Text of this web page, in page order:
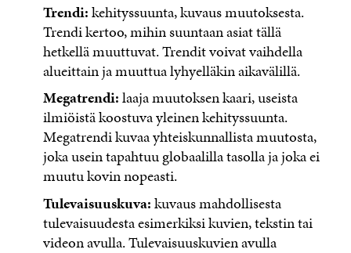
Trendi:kehityssuunta, kuvaus muutoksesta.
Trendi kertoo, mihin suuntaan asiat tällä
hetkellä muuttuvat. Trendit voivat vaihdella
alueittain ja muuttua lyhyelläkin aikavälillä.
Megatrendi:laaja muutoksen kaari, useista
ilmiöistä koostuva yleinen kehityssuunta.
Megatrendi kuvaa yhteiskunnallista muutosta,
joka usein tapahtuu globaalilla tasolla ja joka ei
muutu kovin nopeasti.
Tulevaisuuskuva:kuvaus mahdollisesta
tulevaisuudesta esimerkiksi kuvien, tekstin tai
videon avulla. Tulevaisuuskuvien avulla